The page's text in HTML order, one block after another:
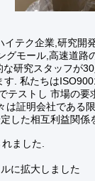
テク企業,研究
モール,高速道
研究スタッフが
. 私たちは
ストし 市場の
証明会社であ
した相互利益関
ました.
に拡大しました